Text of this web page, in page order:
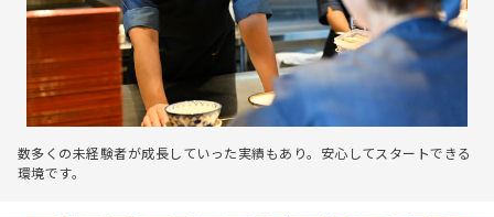
数多くの未経験者が成長していった実績もあり。安心してスタートできる
環境です。